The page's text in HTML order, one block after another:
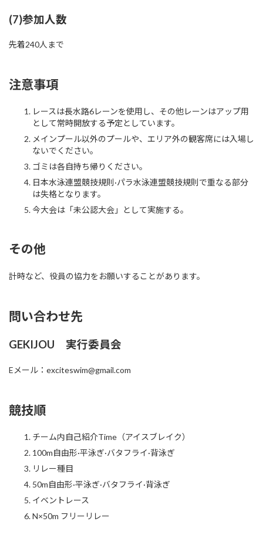
(7)参加人数
先着240人まで
注意事項
レースは長水路6レーンを使用し、その他レーンはアップ用
として常時開放する予定としています。
メインプール以外のプールや、エリア外の観客席には入場し
ないでください。
ゴミは各自持ち帰りください。
日本水泳連盟競技規則·パラ水泳連盟競技規則で重なる部分
は失格となります。
今大会は「未公認大会」として実施する。
その他
計時など、役員の協力をお願いすることがあります。
問い合わせ先
GEKIJOU 実行委員会
Eメール：exciteswim@gmail.com
競技順
チーム内自己紹介Time（アイスブレイク）
100m自由形·平泳ぎ·バタフライ·背泳ぎ
リレー種目
50m自由形·平泳ぎ·バタフライ·背泳ぎ
イベントレース
N×50m フリーリレー